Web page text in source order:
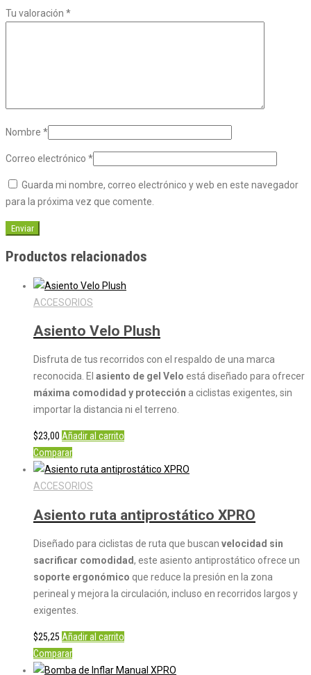
Tu valoración *
Nombre *
Correo electrónico *
Guarda mi nombre, correo electrónico y web en este navegador
para la próxima vez que comente.
Productos relacionados
ACCESORIOS
Asiento Velo Plush
Disfruta de tus recorridos con el respaldo de una marca
reconocida. El asiento de gel Velo está diseñado para ofrecer
máxima comodidad y protección a ciclistas exigentes, sin
importar la distancia ni el terreno.
$23,00 Añadir al carrito
Comparar
ACCESORIOS
Asiento ruta antiprostático XPRO
Diseñado para ciclistas de ruta que buscan velocidad sin
sacrificar comodidad, este asiento antiprostático ofrece un
soporte ergonómico que reduce la presión en la zona
perineal y mejora la circulación, incluso en recorridos largos y
exigentes.
$25,25 Añadir al carrito
Comparar